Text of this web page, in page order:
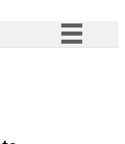
informação